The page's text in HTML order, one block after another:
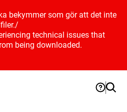
bekymmer som gör att det inte
/
technical issues that
being downloaded.